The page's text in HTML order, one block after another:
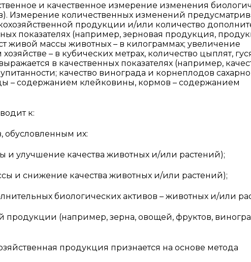
и качественное измерение изменения
Измерение количественных изменений
продукции и/или количество
показателях (например, зерновая продукция,
живой массы животных – в килограммах; увеличение
– в кубических метрах, количество цыплят,
в качественных показателях (например,
качество винограда и корнеплодов
– содержанием клейковины, кормов – содержанием
к:
обусловленным их:
улучшение качества животных и/или растений);
снижение качества животных и/или растений);
биологических активов – животных и/или
продукции (например, зерна, овощей, фруктов,
продукция признается на основе метода